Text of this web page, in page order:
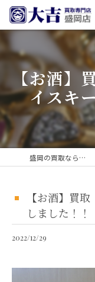
【お酒
イスキ
盛岡の買取なら買取大吉 盛岡店
【お酒】買
しました！！
2022/12/29